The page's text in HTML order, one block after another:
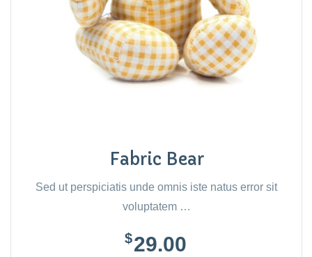
Fabric Bear
Sed ut perspiciatis unde omnis iste natus error sit
voluptatem …
$29.00